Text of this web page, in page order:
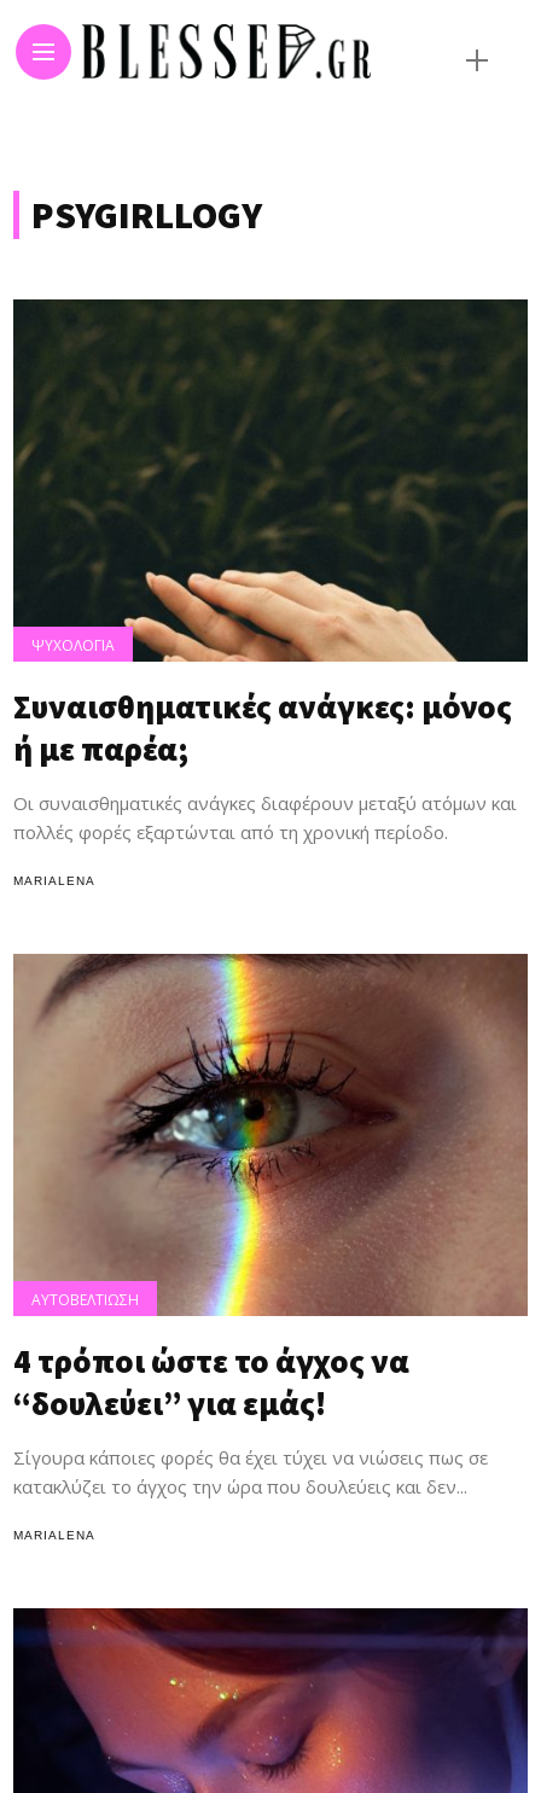
PSYGIRLLOGY
ΨΥΧΟΛΟΓΙΑ
Συναισθηματικές ανάγκες: μόνος
ή με παρέα;
Οι συναισθηματικές ανάγκες διαφέρουν μεταξύ ατόμων και
πολλές φορές εξαρτώνται από τη χρονική περίοδο.
MARIALENA
ΑΥΤΟΒΕΛΤΙΩΣΗ
4 τρόποι ώστε το άγχος να
“δουλεύει” για εμάς!
Σίγουρα κάποιες φορές θα έχει τύχει να νιώσεις πως σε
κατακλύζει το άγχος την ώρα που δουλεύεις και δεν...
MARIALENA